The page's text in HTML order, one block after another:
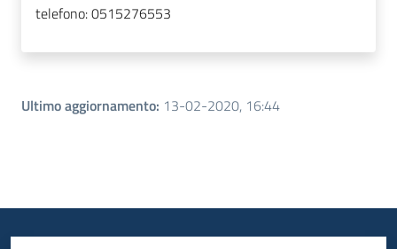
telefono:0515276553
Ultimo aggiornamento: 13-02-2020, 16:44